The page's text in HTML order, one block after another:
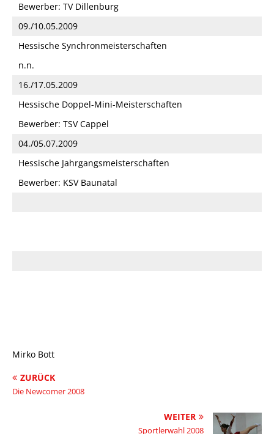
Bewerber: TV Dillenburg
09./10.05.2009
Hessische Synchronmeisterschaften
n.n.
16./17.05.2009
Hessische Doppel-Mini-Meisterschaften
Bewerber: TSV Cappel
04./05.07.2009
Hessische Jahrgangsmeisterschaften
Bewerber: KSV Baunatal
Mirko Bott
ZURÜCK
Die Newcomer 2008
WEITER
Sportlerwahl 2008